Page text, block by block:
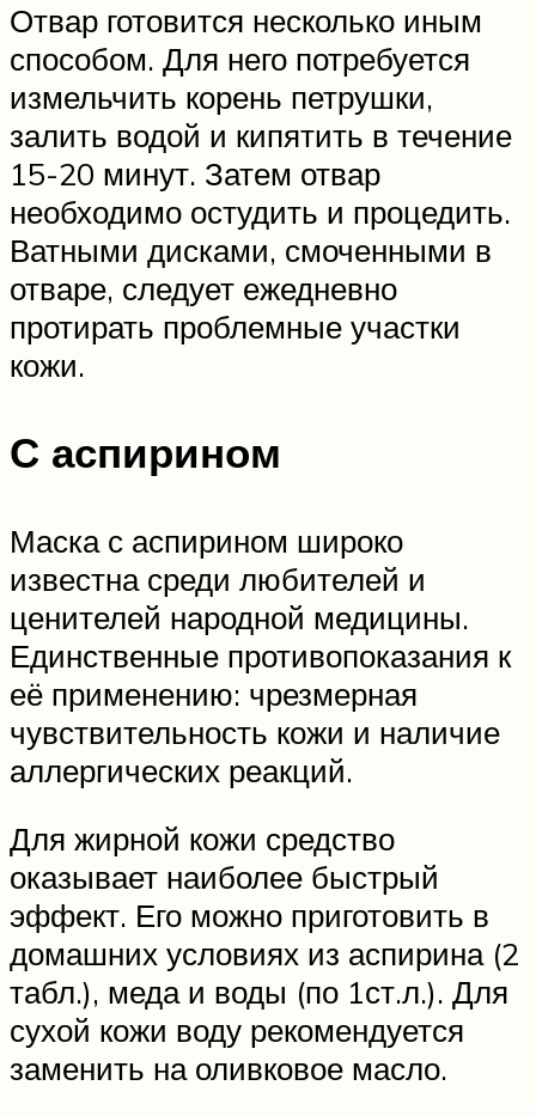
Отвар готовится несколько иным
способом. Для него потребуется
измельчить корень петрушки,
залить водой и кипятить в течение
15-20 минут. Затем отвар
необходимо остудить и процедить.
Ватными дисками, смоченными в
отваре, следует ежедневно
протирать проблемные участки
кожи.
С аспирином
Маска с аспирином широко
известна среди любителей и
ценителей народной медицины.
Единственные противопоказания к
её применению: чрезмерная
чувствительность кожи и наличие
аллергических реакций.
Для жирной кожи средство
оказывает наиболее быстрый
эффект. Его можно приготовить в
домашних условиях из аспирина (2
табл.), меда и воды (по 1ст.л.). Для
сухой кожи воду рекомендуется
заменить на оливковое масло.